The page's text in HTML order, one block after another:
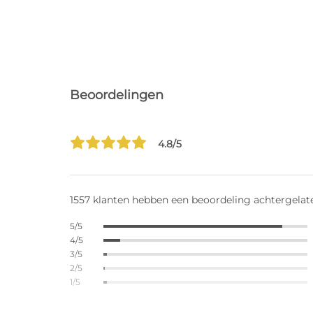
Beoordelingen
4.8/5
1557 klanten hebben een beoordeling
5/5
4/5
3/5
2/5
1/5